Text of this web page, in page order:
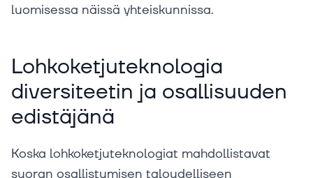
luomisessa näissä yhteiskunnissa.
Lohkoketjuteknologia
diversiteetin ja osallisuuden
edistäjänä
Koska lohkoketjuteknologiat mahdollistavat
suoran osallistumisen taloudelliseen